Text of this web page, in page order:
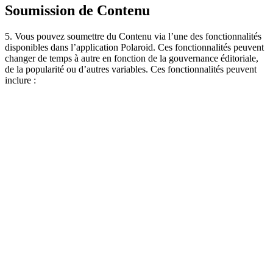
Soumission de Contenu
5. Vous pouvez soumettre du Contenu via l’une des fonctionnalités
disponibles dans l’application Polaroid. Ces fonctionnalités peuvent
changer de temps à autre en fonction de la gouvernance éditoriale,
de la popularité ou d’autres variables. Ces fonctionnalités peuvent
inclure :